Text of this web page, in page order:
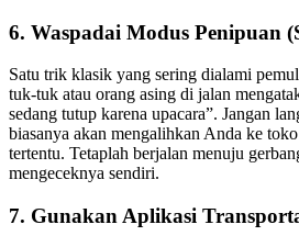
6. Waspadai Modus Penipuan
Satu trik klasik yang sering dialami
tuk-tuk atau orang asing di jalan
sedang tutup karena upacara”. Jangan
biasanya akan mengalihkan Anda ke
tertentu. Tetaplah berjalan menuju
mengeceknya sendiri.
7. Gunakan Aplikasi